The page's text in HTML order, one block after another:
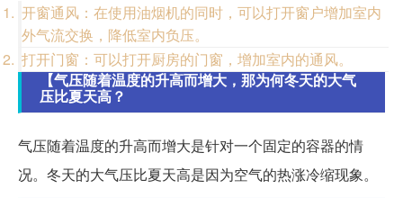
开窗通风：在使用油烟机的同时，可以打开窗户增加室内
外气流交换，降低室内负压。
打开门窗：可以打开厨房的门窗，增加室内的通风。
【气压随着温度的升高而增大，那为何冬天的大气
压比夏天高？
气压随着温度的升高而增大是针对一个固定的容器的情
况。冬天的大气压比夏天高是因为空气的热涨冷缩现象。